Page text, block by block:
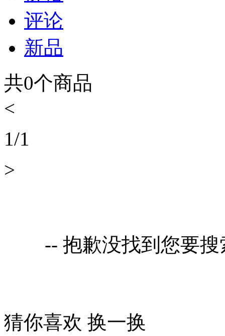
评论
新品
共0个商品
<
1/1
>
-- 抱歉没找到您要
猜你喜欢 换一换